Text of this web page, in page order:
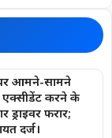
आमने-सामने
एक्सीडेंट करने के
ड्राइवर फरार;
दर्ज।